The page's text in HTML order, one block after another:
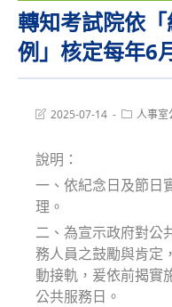
轉知考試院依
例」核定每年6
Post2025-07-14
Post人事室
說明：
一、依紀念日及節日
理。
二、為宣示政府對公
務人員之鼓勵與肯定
動接軌，爰依前揭實
公共服務日。